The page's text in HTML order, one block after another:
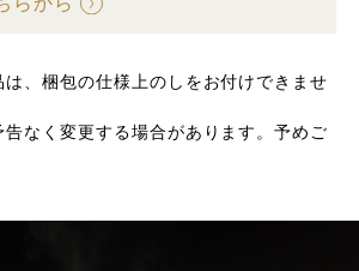
、梱包の仕様上のしをお付けできませ
なく変更する場合があります。予めご